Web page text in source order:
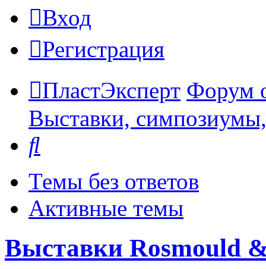
Вход
Регистрация
ПластЭксперт Форум
Выставки,
Темы без ответов
Активные темы
Выставки Rosmould